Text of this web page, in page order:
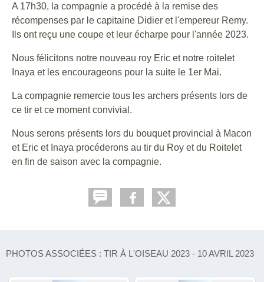
A 17h30, la compagnie a procédé à la remise des
récompenses par le capitaine Didier et l'empereur Remy.
Ils ont reçu une coupe et leur écharpe pour l'année 2023.
Nous félicitons notre nouveau roy Eric et notre roitelet
Inaya et les encourageons pour la suite le 1er Mai.
La compagnie remercie tous les archers présents lors de
ce tir et ce moment convivial.
Nous serons présents lors du bouquet provincial à Macon
et Eric et Inaya procéderons au tir du Roy et du Roitelet
en fin de saison avec la compagnie.
PHOTOS ASSOCIÉES : TIR À L'OISEAU 2023 - 10 AVRIL 2023